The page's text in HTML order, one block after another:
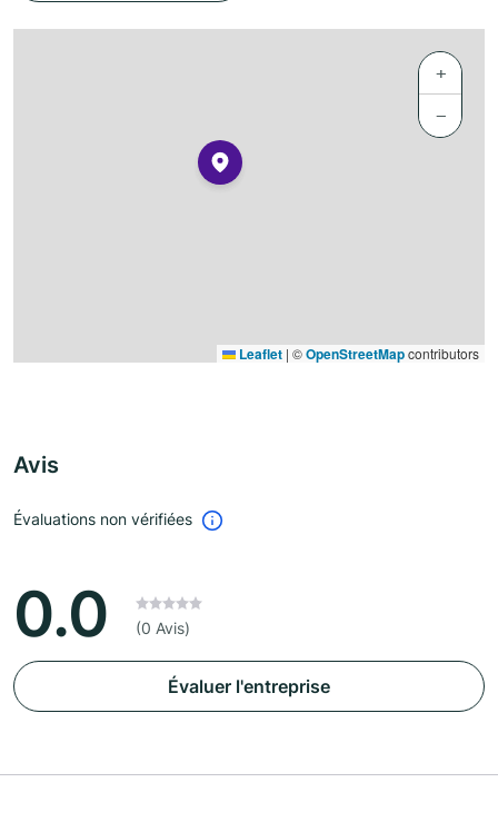
+
−
Leaflet | ©OpenStreetMapcontributors
Avis
Évaluations non vérifiées
0.0 (0 Avis)
Évaluer l'entreprise